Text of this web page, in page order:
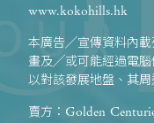
www.kokohills.hk
本廣告╱宣傳資料內載
畫及╱或可能經過電腦
以對該發展地盤、其
賣方：Golden